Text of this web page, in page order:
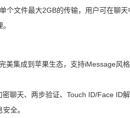
个文件最大2GB的传输，用户可在聊
美集成到苹果生态，支持iMessage风
聊天、两步验证、Touch ID/Face ID
全。